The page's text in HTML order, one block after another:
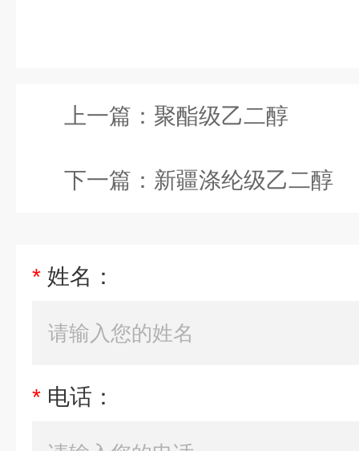
上一篇： 聚酯级乙二醇
下一篇： 新疆涤纶级乙二醇
* 姓名：
* 电话：